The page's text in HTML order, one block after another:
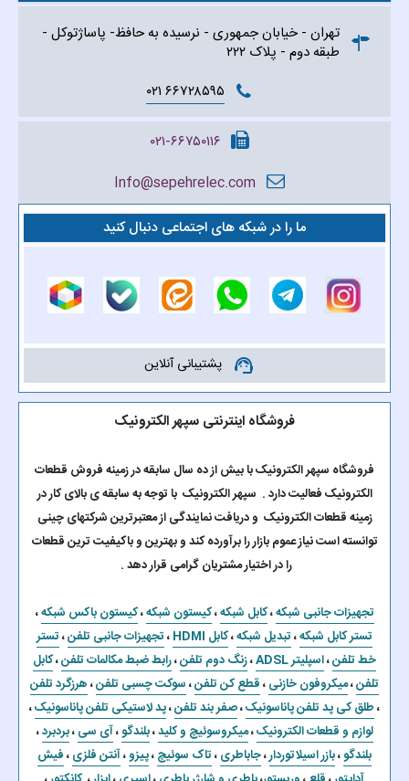
تهران - خیابان جمهوری - نرسیده به حافظ- پاساژتوکل -
طبقه دوم - پلاک ۲۲۲
۶۶۷۲۸۵۹۵ ۰۲۱
۰۲۱-۶۶۷۵۰۱۱۶
Info@sepehrelec.com
ما را در شبکه های اجتماعی دنبال کنید
support_agent پشتیبانی آنلاین
فروشگاه اینترنتی سپهر الکترونیک
فروشگاه سپهر الکترونیک با بیش از ده سال سابقه در زمینه فروش قطعات
الکترونیک فعالیت دارد . سپهر الکترونیک با توجه به سابقه ی بالای کار در
زمینه قطعات الکترونیک و دریافت نمایندگی از معتبرترین شرکتهای چینی
توانسته است نیاز عموم بازار را برآورده کند و بهترین و باکیفیت ترین قطعات
را در اختیار مشتریان گرامی قرار دهد .
تجهیزات جانبی شبکه،کابل شبکه،کیستون شبکه،کیستون باکس شبکه،
تستر کابل شبکه،تبدیل شبکه،کابل HDMI ،تجهیزات جانبی تلفن،تستر
خط تلفن،اسپلیتر ADSL ،زنگ دوم تلفن،رابط ضبط مکالمات تلفن،کابل
تلفن،میکروفون خازنی،قطع کن تلفن،سوکت چسبی تلفن،هرزگرد تلفن
،طلق کی پد تلفن پاناسونیک،صفر بند تلفن،پد لاستیکی تلفن پاناسونیک،
لوازم و قطعات الکترونیک،میکروسوئیچ و کلید،بلندگو،آی سی،بردبرد،
بلندگو،بازر اسیلاتوردار،جاباطری،تاک سوئیچ،پیزو،آنتن فلزی،فیش